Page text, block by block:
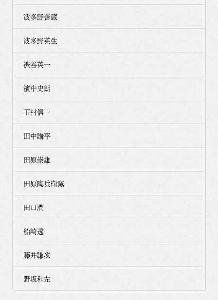
波多野善蔵
波多野英生
渋谷英一
濱中史朗
玉村信一
田中講平
田原崇雄
田原陶兵衛窯
田口潤
船崎透
藤井謙次
野坂和左